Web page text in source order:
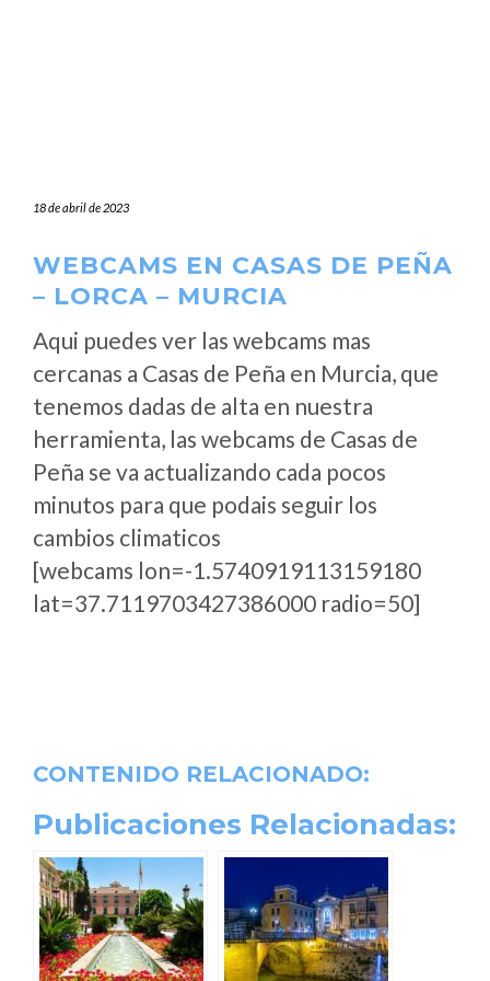
18 de abril de 2023
WEBCAMS EN CASAS DE PEÑA
– LORCA – MURCIA
Aqui puedes ver las webcams mas
cercanas a Casas de Peña en Murcia, que
tenemos dadas de alta en nuestra
herramienta, las webcams de Casas de
Peña se va actualizando cada pocos
minutos para que podais seguir los
cambios climaticos
[webcams lon=-1.5740919113159180
lat=37.7119703427386000 radio=50]
CONTENIDO RELACIONADO:
Publicaciones Relacionadas: